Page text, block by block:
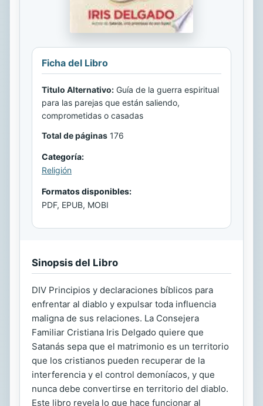
Ficha del Libro
Titulo Alternativo: Guía de la guerra espiritual
para las parejas que están saliendo,
comprometidas o casadas
Total de páginas 176
Categoría:
Religión
Formatos disponibles:
PDF, EPUB, MOBI
Sinopsis del Libro
DIV Principios y declaraciones bíblicos para
enfrentar al diablo y expulsar toda influencia
maligna de sus relaciones. La Consejera
Familiar Cristiana Iris Delgado quiere que
Satanás sepa que el matrimonio es un territorio
que los cristianos pueden recuperar de la
interferencia y el control demoníacos, y que
nunca debe convertirse en territorio del diablo.
Este libro revela lo que hace funcionar al